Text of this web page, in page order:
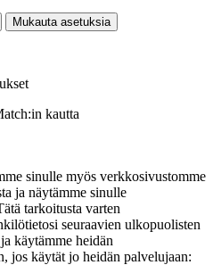
Mukauta asetuksia
kautta
sinulle myös verkkosivustomme
ja näytämme sinulle
tarkoitusta varten
seuraavien ulkopuolisten
käytämme heidän
jos käytät jo heidän palvelujaan: